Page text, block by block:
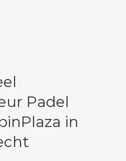
Padel
in